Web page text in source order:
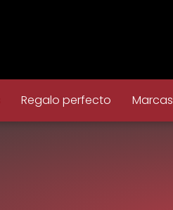
Regalo perfecto Marcas